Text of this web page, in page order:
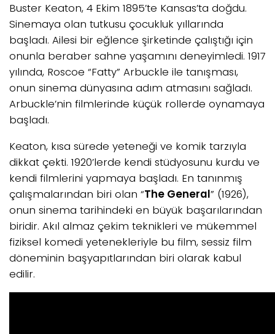
Buster Keaton, 4 Ekim 1895’te Kansas’ta doğdu.
Sinemaya olan tutkusu çocukluk yıllarında
başladı. Ailesi bir eğlence şirketinde çalıştığı için
onunla beraber sahne yaşamını deneyimledi. 1917
yılında, Roscoe “Fatty” Arbuckle ile tanışması,
onun sinema dünyasına adım atmasını sağladı.
Arbuckle’nin filmlerinde küçük rollerde oynamaya
başladı.
Keaton, kısa sürede yeteneği ve komik tarzıyla
dikkat çekti. 1920’lerde kendi stüdyosunu kurdu ve
kendi filmlerini yapmaya başladı. En tanınmış
çalışmalarından biri olan “The General” (1926),
onun sinema tarihindeki en büyük başarılarından
biridir. Akıl almaz çekim teknikleri ve mükemmel
fiziksel komedi yetenekleriyle bu film, sessiz film
döneminin başyapıtlarından biri olarak kabul
edilir.